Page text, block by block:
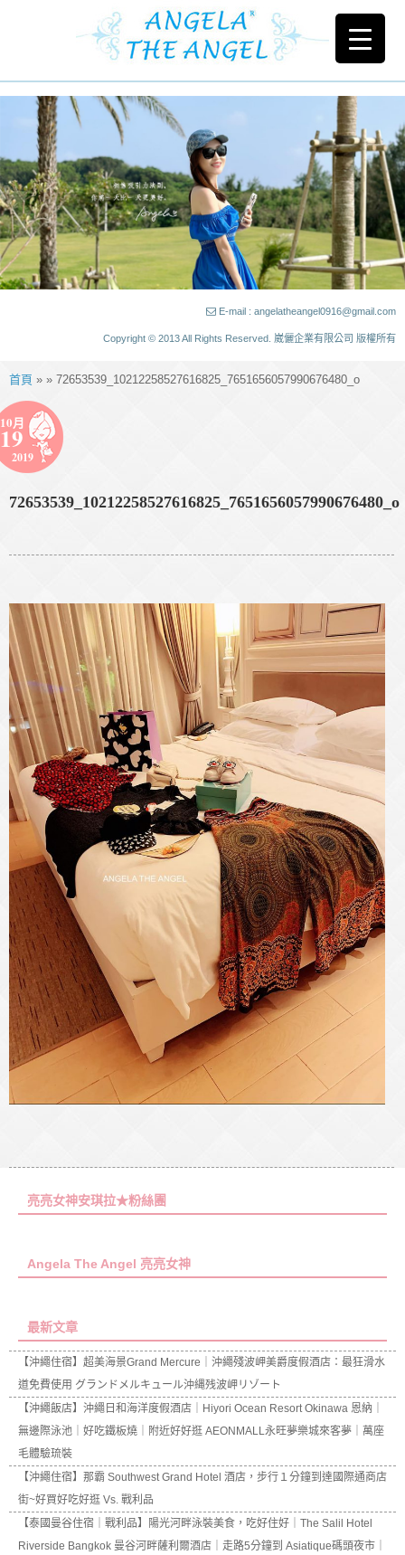
E-mail : angelatheangel0916@gmail.com
Copyright © 2013 All Rights Reserved. 崴儷企業有限公司 版權所有
首頁 » » 72653539_10212258527616825_7651656057990676480_o
10月
19
2019
72653539_10212258527616825_7651656057990676480_o
亮亮女神安琪拉★粉絲團
Angela The Angel 亮亮女神
最新文章
【沖繩住宿】超美海景Grand Mercure｜沖繩殘波岬美爵度假酒店：最狂滑水
道免費使用 グランドメルキュール沖縄残波岬リゾート
【沖繩飯店】沖繩日和海洋度假酒店｜Hiyori Ocean Resort Okinawa 恩納｜
無邊際泳池｜好吃鐵板燒｜附近好好逛 AEONMALL永旺夢樂城來客夢｜萬座
毛體驗琉裝
【沖繩住宿】那霸 Southwest Grand Hotel 酒店，步行１分鐘到達國際通商店
街~好買好吃好逛 Vs. 戰利品
【泰國曼谷住宿｜戰利品】陽光河畔泳裝美食，吃好住好｜The Salil Hotel
Riverside Bangkok 曼谷河畔薩利爾酒店｜走路5分鐘到 Asiatique碼頭夜市｜